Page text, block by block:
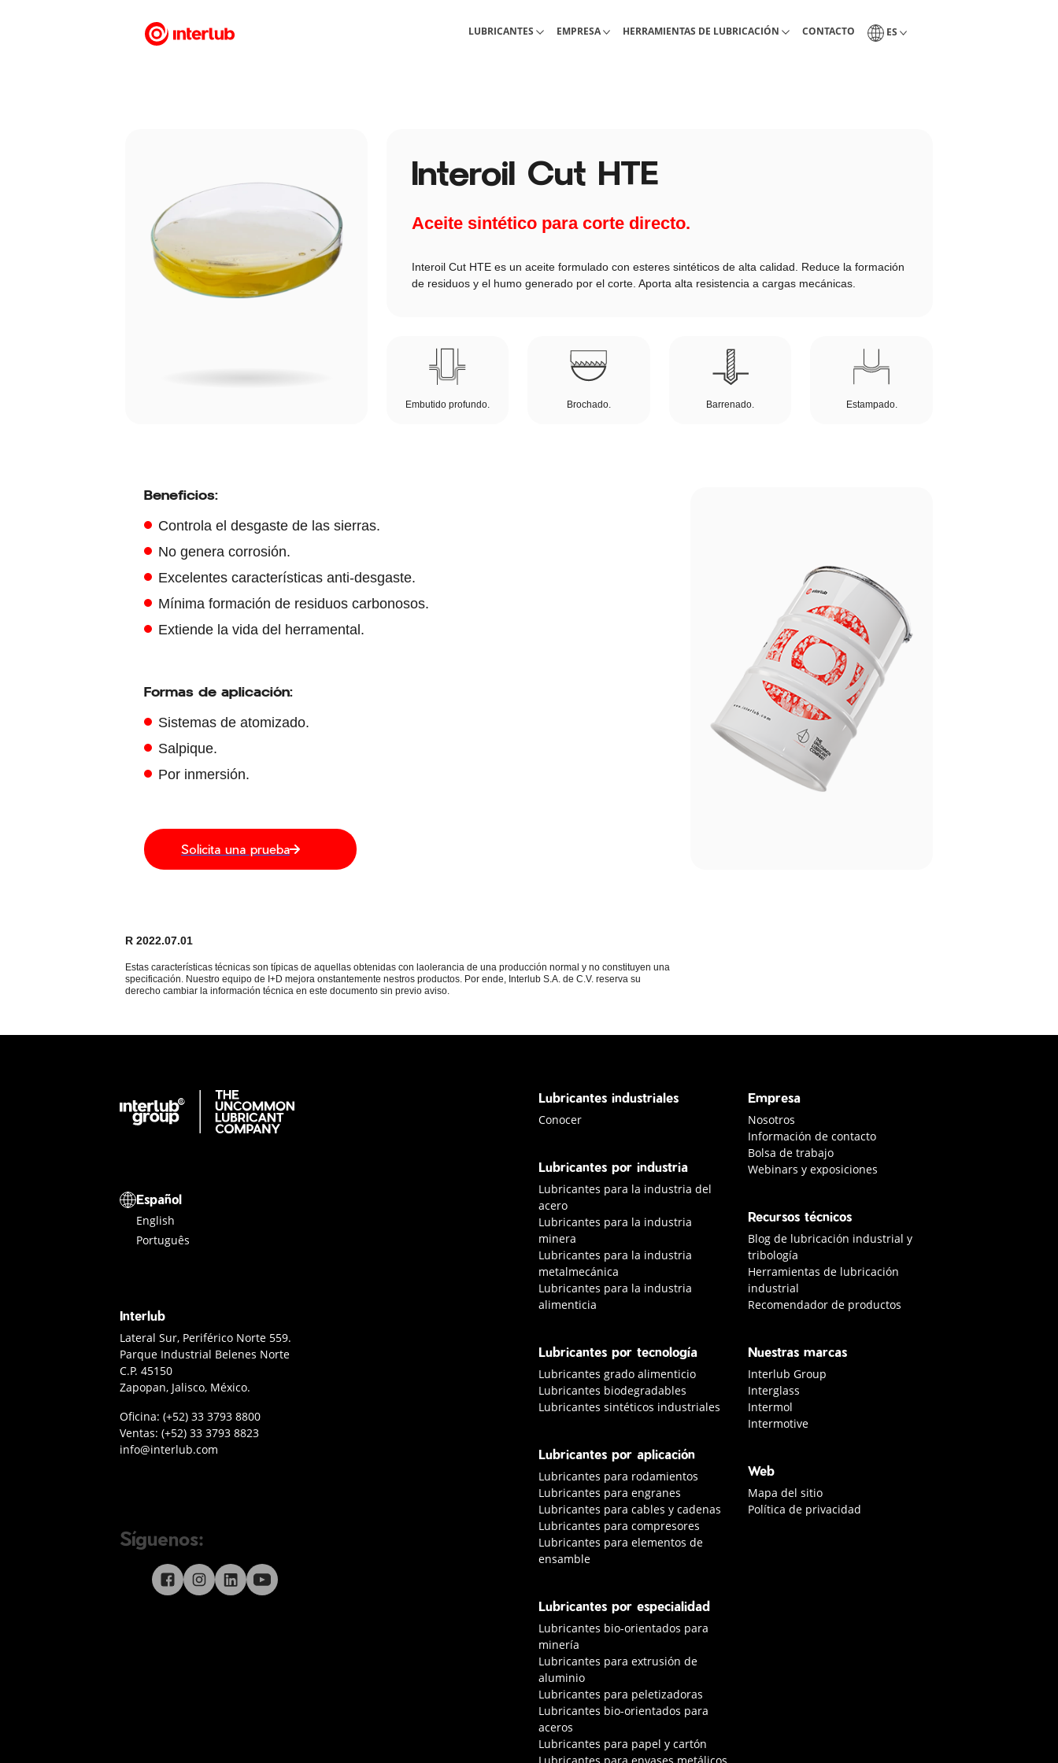
Lubricantes industriales
LUBRICANTES Acerca de Interlub
EMPRESA Pagina de herramientas de lubricacón
HERRAMIENTAS DE LUBRICACIÓN Pagina de contacto Interlub
CONTACTO Selección del idioma
ES
Interoil Cut HTE
Aceite sintético para corte directo.
Interoil Cut HTE es un aceite formulado con esteres sintéticos de alta calidad. Reduce la formación
de residuos y el humo generado por el corte. Aporta alta resistencia a cargas mecánicas.
Embutido profundo. Brochado. Barrenado. Estampado.
Beneficios:
Controla el desgaste de las sierras.
No genera corrosión.
Excelentes características anti-desgaste.
Mínima formación de residuos carbonosos.
Extiende la vida del herramental.
Formas de aplicación:
Sistemas de atomizado.
Salpique.
Por inmersión.
Solicita una prueba
R 2022.07.01
Estas características técnicas son típicas de aquellas obtenidas con laolerancia de una producción normal y no constituyen una
specificación. Nuestro equipo de I+D mejora onstantemente nestros productos. Por ende, Interlub S.A. de C.V. reserva su
derecho cambiar la información técnica en este documento sin previo aviso.
Interlub Group
Selector de idioma
Español
English
Português
Interlub
Contacto Interlub
Lateral Sur, Periférico Norte 559.
Parque Industrial Belenes Norte
C.P. 45150
Zapopan, Jalisco, México.
Oficina: Teléfono oficina Guadalajara
(+52) 33 3793 8800
Ventas: Teléfono ventas
(+52) 33 3793 8823
Enviar correo a Interlub
info@interlub.com
Síguenos:
Síguenos en redes sociales
Lubricantes industriales
Conocer lubricantes industriales
Conocer
Lubricantes por industria
Lubricantes para la industria del
acero
Lubricantes para la industria
minera
Lubricantes para la industria
metalmecánica
Lubricantes para la industria
alimenticia
Lubricantes por tecnología
Lubricantes grado alimenticio
Lubricantes biodegradables
Lubricantes sintéticos industriales
Lubricantes por aplicación
Lubricantes para rodamientos
Lubricantes para engranes
Lubricantes para cables y cadenas
Lubricantes para compresores
Lubricantes para elementos de
ensamble
Lubricantes por especialidad
Lubricantes bio-orientados para
minería
Lubricantes para extrusión de
aluminio
Lubricantes para peletizadoras
Lubricantes bio-orientados para
aceros
Lubricantes para papel y cartón
Empresa
Nosotros
Información de contacto
Bolsa de trabajo
Webinars y exposiciones
Recursos técnicos
Blog de lubricación industrial y
tribología
Herramientas de lubricación
industrial
Recomendador de productos
Nuestras marcas
Interlub Group
Interglass
Intermol
Intermotive
Web
Mapa del sitio
Política de privacidad